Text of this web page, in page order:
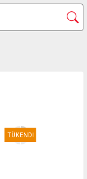
TÜKENDİ